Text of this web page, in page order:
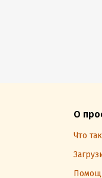
О
Что